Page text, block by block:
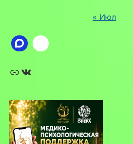
« Июл
Ссылка